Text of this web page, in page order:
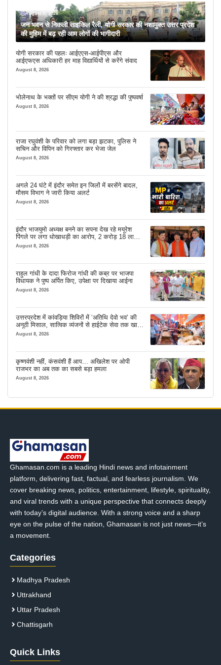
August 8, 2026
जन भवन से निकली साइकिल रैली, योगी सरकार की नशामुक्त उत्तर प्रदेश
की मुहिम में बढ़ रही आम लोगों की भागीदारी
योगी सरकार की पहलः आईएएस-आईपीएस और
आईएफएस अधिकारी हर माह विद्यार्थियों से करेंगे संवाद
August 8, 2026
भोलेनाथ के भक्तों पर सीएम योगी ने की श्रद्धा की पुष्पवर्षा
August 8, 2026
राजा रघुवंशी के परिवार को लगा बड़ा झटका, पुलिस ने
सचिन और विपिन को गिरफ्तार कर भेजा जेल
August 8, 2026
अगले 24 घंटे में इंदौर समेत इन जिलों में बरसेंगे बादल,
मौसम विभाग ने जारी किया अलर्ट
August 8, 2026
इंदौर भाजयुमो अध्यक्ष बनने का सपना देख रहे मयूरेश
पिंगले पर लगा धोखाधड़ी का आरोप, 2 करोड़ 18 लाख
लेने के बाद भी नहीं दिया जमीन का कब्जा
August 8, 2026
राहुल गांधी के दादा फिरोज गांधी की कब्र पर भाजपा
विधायक ने पुष्प अर्पित किए, उपेक्षा पर दिखाया आईना
August 8, 2026
उत्तरप्रदेश में कांवड़िया शिविरों में ‘अतिथि देवो भव’ की
अनूठी मिसाल, सात्विक व्यंजनों से हाईटेक सेवा तक खास
इंतजाम
August 8, 2026
कृष्णवंशी नहीं, कंसवंशी हैं आप… अखिलेश पर ओपी
राजभर का अब तक का सबसे बड़ा हमला
August 8, 2026
Ghamasan.com is a leading Hindi news and infotainment
platform, delivering fast, factual, and fearless journalism. We
cover breaking news, politics, entertainment, lifestyle, spirituality,
and viral trends with a unique perspective that connects deeply
with today’s digital audience. With a strong voice and a sharp
eye on the pulse of the nation, Ghamasan is not just news—it’s
a movement.
Categories
Madhya Pradesh
Uttrakhand
Uttar Pradesh
Chattisgarh
Quick Links